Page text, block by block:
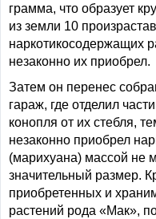
грамма, что образует
из земли 10
наркотикосодержащих
незаконно их приобрел.
Затем он перенес
гараж, где отделил
конопля от их стебля,
незаконно приобрел
(марихуана) массой не
значительный размер.
приобретенных и
растений рода «Мак»,